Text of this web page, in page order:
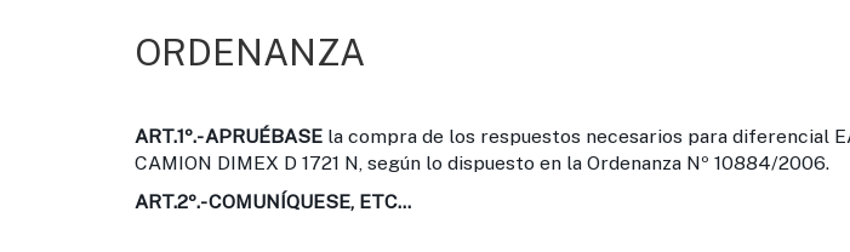
ORDENANZA
ART.1º.-APRUÉBASE la compra de los respuestos necesarios para diferencial
CAMION DIMEX D 1721 N, según lo dispuesto en la Ordenanza Nº 10884/2006.
ART.2º.-COMUNÍQUESE, ETC...